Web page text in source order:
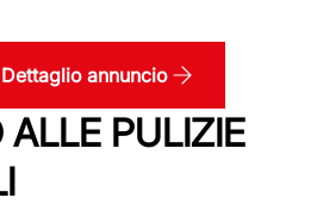
Dettaglio annuncio
PULIZIE